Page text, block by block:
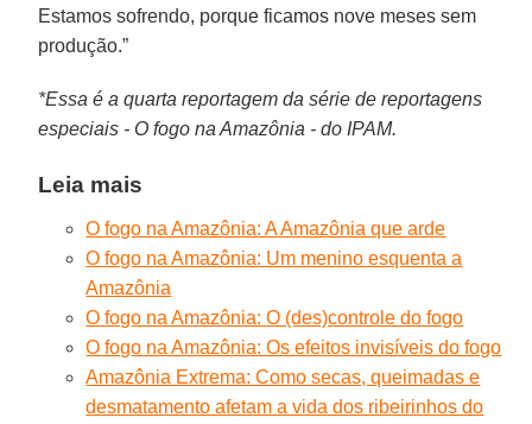
Estamos sofrendo, porque ficamos nove meses sem
produção.”
*Essa é a quarta reportagem da série de reportagens
especiais - O fogo na Amazônia - do IPAM.
Leia mais
O fogo na Amazônia: A Amazônia que arde
O fogo na Amazônia: Um menino esquenta a
Amazônia
O fogo na Amazônia: O (des)controle do fogo
O fogo na Amazônia: Os efeitos invisíveis do fogo
Amazônia Extrema: Como secas, queimadas e
desmatamento afetam a vida dos ribeirinhos do